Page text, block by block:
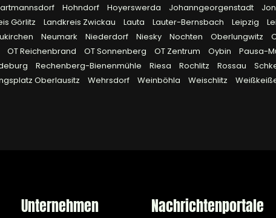
Hohndorf Hoyerswerda Johanngeorgenstadt
Görlitz Landkreis Zwickau Lauta Lauter-Bernsbach Leipzig
Neumark Niederdorf Niesky Nochten Oberlungwitz
OT Reichenbrand OT Sonnenberg OT Zentrum Oybin Pausa-
Rechenberg-Bienenmühle Riesa Rochlitz Rossau
Oberlausitz Wehrsdorf Weinböhla Weischlitz
Unternehmen Nachrichtenportale